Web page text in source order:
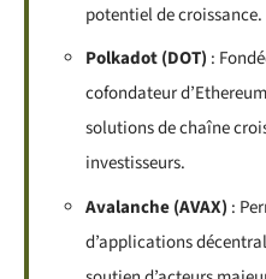
potentiel de croissance.
Polkadot (DOT) :
cofondateur
solutions de chaîne
investisseurs.
Avalanche (AVAX) :
d’applications